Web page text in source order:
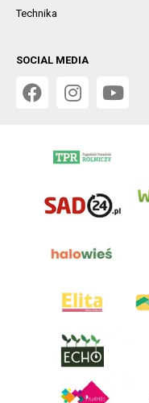
Technika
SOCIAL MEDIA